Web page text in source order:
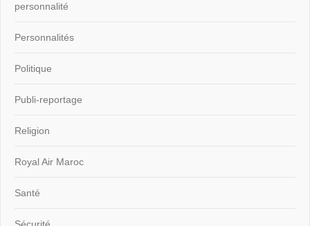
personnalité
Personnalités
Politique
Publi-reportage
Religion
Royal Air Maroc
Santé